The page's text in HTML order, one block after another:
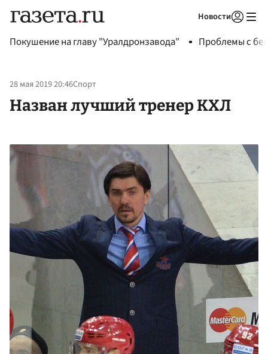
Новости
Покушение на главу "Уралдронзавода" Проблемы с
28 мая 2019 20:46Спорт
Назван лучший тренер КХЛ